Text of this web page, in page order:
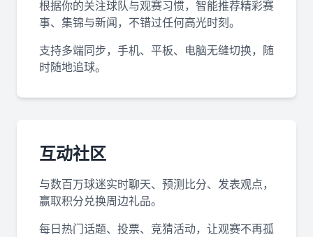
根据你的关注球队与观赛习惯，智能推荐精彩赛
事、集锦与新闻，不错过任何高光时刻。
支持多端同步，手机、平板、电脑无缝切换，随
时随地追球。
互动社区
与数百万球迷实时聊天、预测比分、发表观点，
赢取积分兑换周边礼品。
每日热门话题、投票、竞猜活动，让观赛不再孤